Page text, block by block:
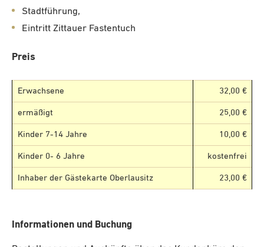
Stadtführung,
Eintritt Zittauer Fastentuch
Preis
Erwachsene 32,00 €
ermäßigt 25,00 €
Kinder 7-14 Jahre 10,00 €
Kinder 0- 6 Jahre kostenfrei
Inhaber der Gästekarte Oberlausitz 23,00 €
Informationen und Buchung